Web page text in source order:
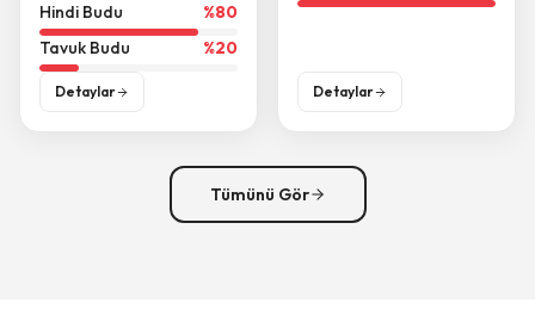
Hindi Budu %80
Tavuk Budu
%20
Detaylar Detaylar
Tümünü Gör